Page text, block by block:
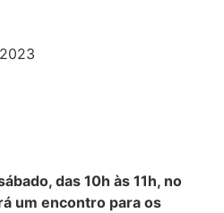
das 10h às 11h, no
um encontro para os